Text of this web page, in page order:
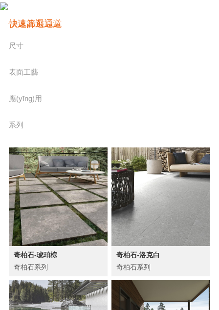
快速篩選通道
尺寸
表面工藝
應(yīng)用
系列
奇柏石-琥珀棕
奇柏石系列
奇柏石-洛克白
奇柏石系列